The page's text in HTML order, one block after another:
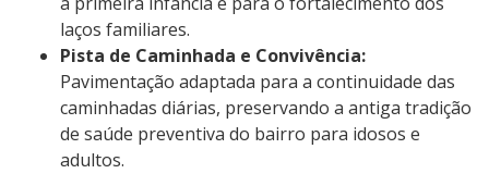
laços familiares.
Pista de Caminhada e Convivência:
Pavimentação adaptada para a continuidade das
caminhadas diárias, preservando a antiga tradição
de saúde preventiva do bairro para idosos e
adultos.